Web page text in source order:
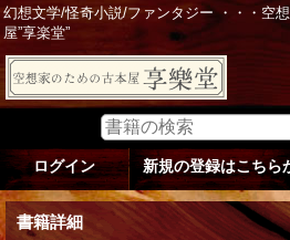
幻想文学/怪奇小説/ファンタジー ・・・空
屋”享楽堂”
ログイン 新規の登録はこちら
書籍詳細